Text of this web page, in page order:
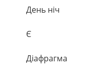
День ніч
Є
Діафрагма